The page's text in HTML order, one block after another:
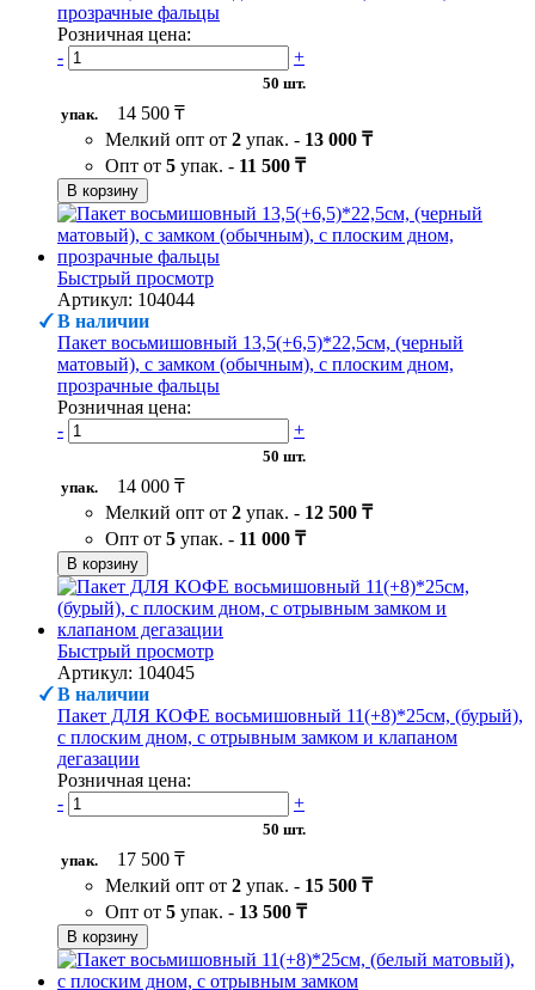
прозрачные фальцы
Розничная цена:
-
+
50 шт.
упак.
14 500 ₸
Мелкий опт от 2 упак. - 13 000 ₸
Опт от 5 упак. - 11 500 ₸
В корзину
Быстрый просмотр
Артикул: 104044
В наличии
Пакет восьмишовный 13,5(+6,5)*22,5см, (черный
матовый), с замком (обычным), с плоским дном,
прозрачные фальцы
Розничная цена:
-
+
50 шт.
упак.
14 000 ₸
Мелкий опт от 2 упак. - 12 500 ₸
Опт от 5 упак. - 11 000 ₸
В корзину
Быстрый просмотр
Артикул: 104045
В наличии
Пакет ДЛЯ КОФЕ восьмишовный 11(+8)*25см, (бурый),
с плоским дном, с отрывным замком и клапаном
дегазации
Розничная цена:
-
+
50 шт.
упак.
17 500 ₸
Мелкий опт от 2 упак. - 15 500 ₸
Опт от 5 упак. - 13 500 ₸
В корзину